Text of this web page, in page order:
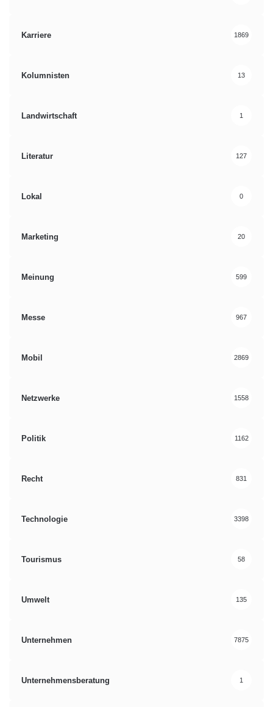
Karriere 1869
Kolumnisten 13
Landwirtschaft 1
Literatur 127
Lokal 0
Marketing 20
Meinung 599
Messe 967
Mobil 2869
Netzwerke 1558
Politik 1162
Recht 831
Technologie 3398
Tourismus 58
Umwelt 135
Unternehmen 7875
Unternehmensberatung 1